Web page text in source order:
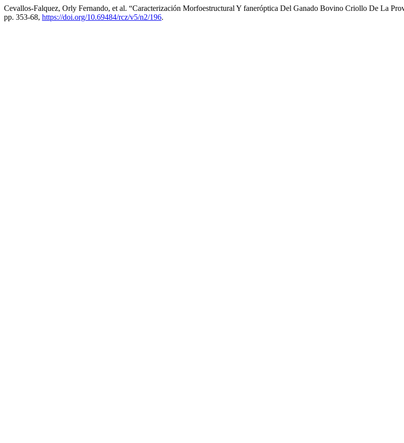
Cevallos-Falquez, Orly Fernando, et al. “Caracterización Morfoestructural Y faneróptica Del Ganado Bovino Criollo De La
pp. 353-68, https://doi.org/10.69484/rcz/v5/n2/196.